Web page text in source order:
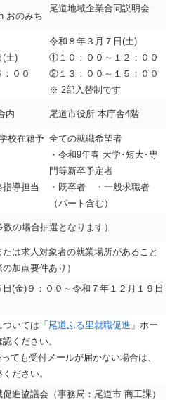
おのみち
尾道地域企業合同説明会
(土)
００
令和８年３月７日(土)
①１０：００～１２：００
②１３：００～１５：００
※ 2部入替制です
内 尾道市役所 本庁舎4階
校在籍予
導担当
全ての就職希望者
・令和9年春 大学･短大･専
門等新卒予定者
・既卒者 ・一般求職者
（パート含む）
の場合抽選となります）
は求人対象者の就業場所があること
加点要件あり）
(金)９：００～令和７年１２月１９日
いては「 尾道ふる里就職促進 」ホー
ください。
ても受付メールが届かない場合は、
ださい。
進協議会（事務局：尾道市 商工課）